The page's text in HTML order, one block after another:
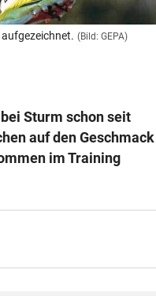
(Bild: GEPA)
Sturm schon seit
auf den Geschmack
im Training